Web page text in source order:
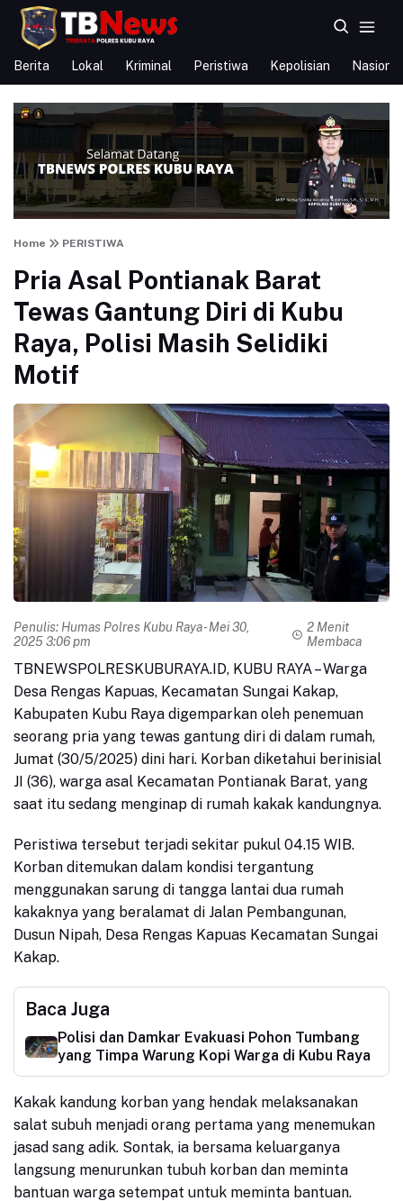
Berita Lokal Kriminal Peristiwa Kepolisian Nasional
Home PERISTIWA
Pria Asal Pontianak Barat
Tewas Gantung Diri di Kubu
Raya, Polisi Masih Selidiki
Motif
Penulis: Humas Polres Kubu Raya- Mei 30,
2025 3:06 pm
2 Menit
Membaca
TBNEWSPOLRESKUBURAYA.ID, KUBU RAYA – Warga
Desa Rengas Kapuas, Kecamatan Sungai Kakap,
Kabupaten Kubu Raya digemparkan oleh penemuan
seorang pria yang tewas gantung diri di dalam rumah,
Jumat (30/5/2025) dini hari. Korban diketahui berinisial
JI (36), warga asal Kecamatan Pontianak Barat, yang
saat itu sedang menginap di rumah kakak kandungnya.
Peristiwa tersebut terjadi sekitar pukul 04.15 WIB.
Korban ditemukan dalam kondisi tergantung
menggunakan sarung di tangga lantai dua rumah
kakaknya yang beralamat di Jalan Pembangunan,
Dusun Nipah, Desa Rengas Kapuas Kecamatan Sungai
Kakap.
Baca Juga
Polisi dan Damkar Evakuasi Pohon Tumbang
yang Timpa Warung Kopi Warga di Kubu Raya
Kakak kandung korban yang hendak melaksanakan
salat subuh menjadi orang pertama yang menemukan
jasad sang adik. Sontak, ia bersama keluarganya
langsung menurunkan tubuh korban dan meminta
bantuan warga setempat untuk meminta bantuan.